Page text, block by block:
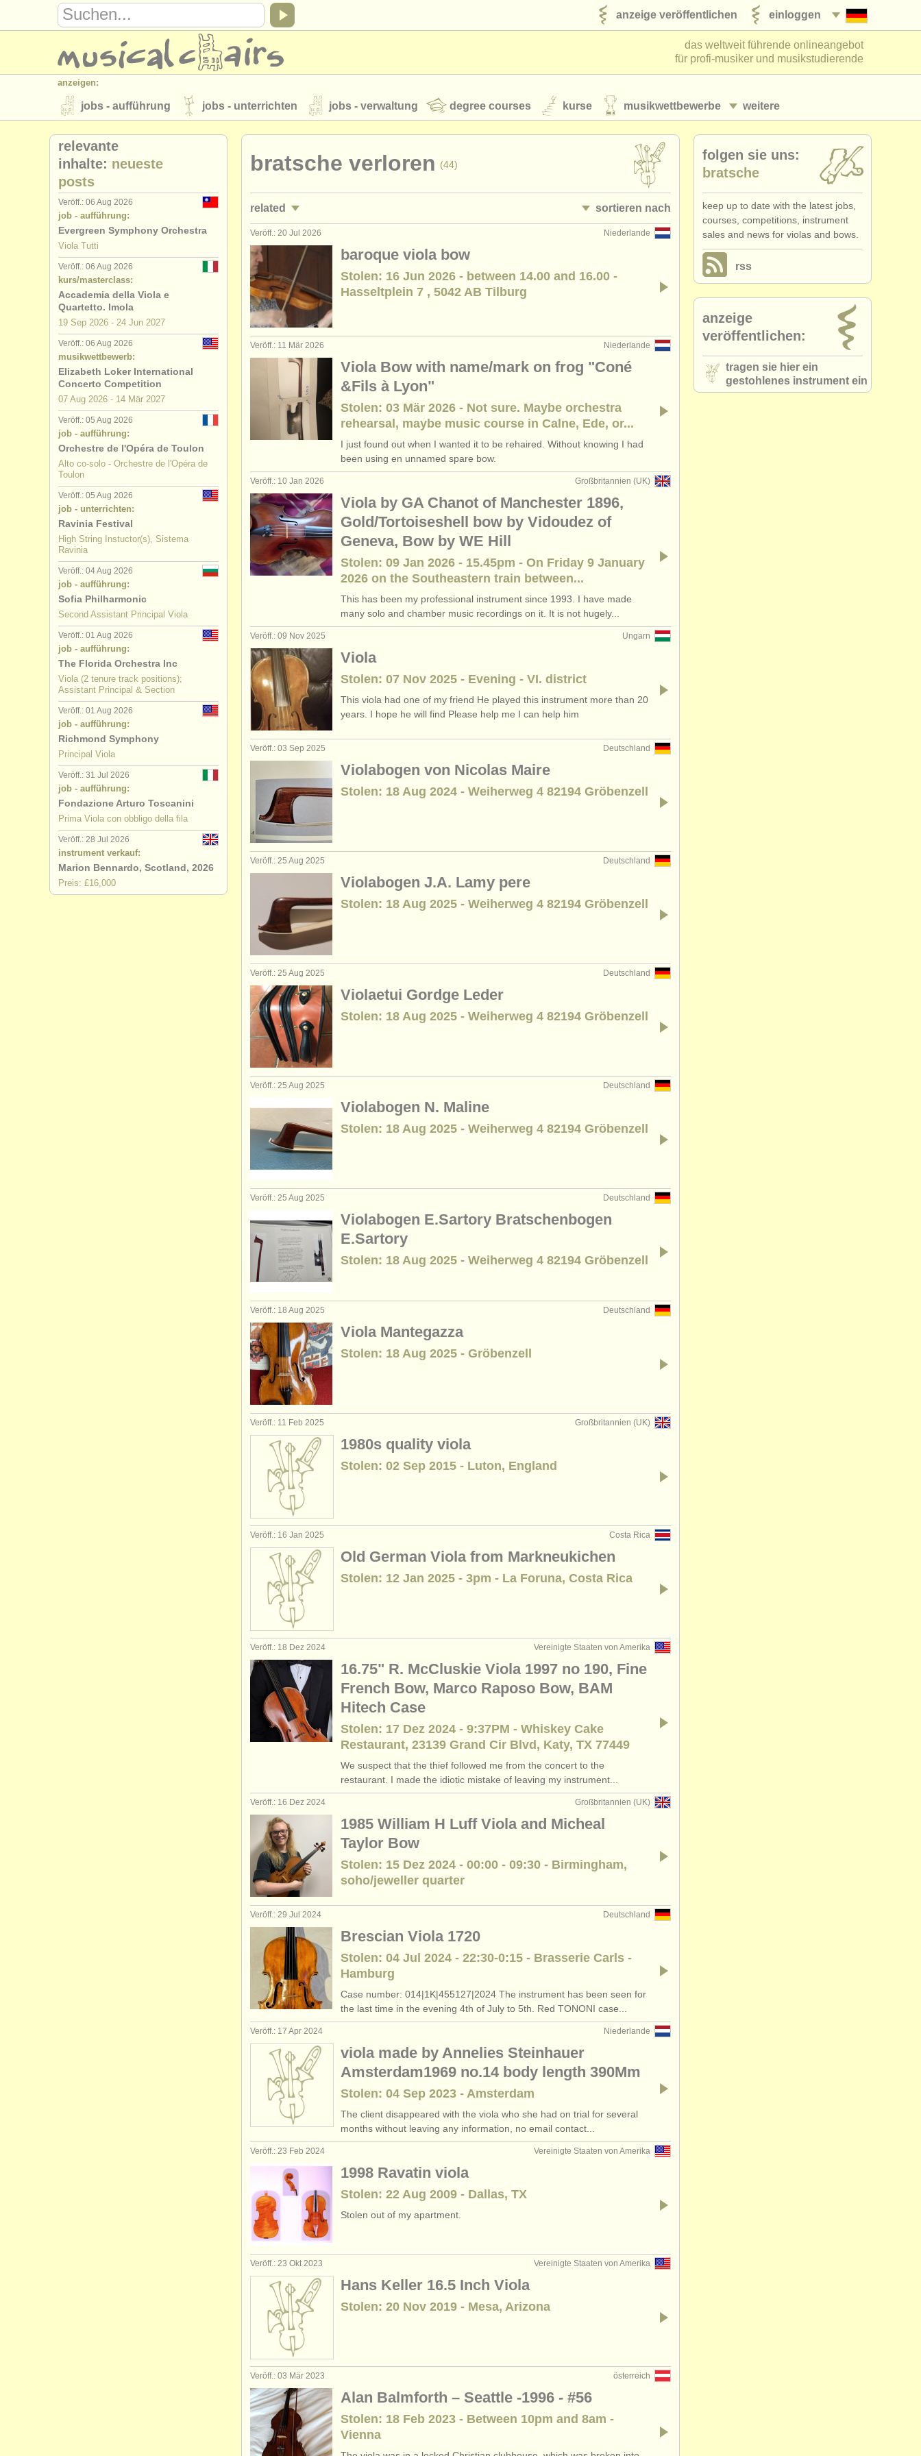
einloggen
anzeige veröffentlichen
das weltweit führende onlineangebot
für profi-musiker und musikstudierende
anzeigen:
weitere
jobs - aufführung jobs - unterrichten jobs - verwaltung degree courses kurse musikwettbewerbe
instrumentenverkauf gestohlene instrumente
verzeichnisse:
orchester
musicalchairs:
über musicalchairs kontakt rss feeds
verlage:
anzeige veröffentlichen find out about our ATS ATSfaq einloggen
bratsche verloren (44)
related sortieren nach
jobs - aufführung: bratsche
jobs - unterrichten: bratsche
kurse/masterclass bratsche (18)
kurse: baroque viola
degree courses: bratsche
degree courses: baroque viola (1)
wettbewerb bratsche (6)
kleinanzeigen bratsche (28)
• herausgegeben
Niederlande
Veröff.: 20 Jul 2026
baroque viola bow
Stolen: 16 Jun 2026 - between 14.00 and 16.00 -
Hasseltplein 7 , 5042 AB Tilburg
Niederlande
Veröff.: 11 Mär 2026
Viola Bow with name/mark on frog "Coné
&Fils à Lyon"
Stolen: 03 Mär 2026 - Not sure. Maybe orchestra
rehearsal, maybe music course in Calne, Ede, or...
I just found out when I wanted it to be rehaired. Without knowing I had
been using en unnamed spare bow.
Großbritannien (UK)
Veröff.: 10 Jan 2026
Viola by GA Chanot of Manchester 1896,
Gold/Tortoiseshell bow by Vidoudez of
Geneva, Bow by WE Hill
Stolen: 09 Jan 2026 - 15.45pm - On Friday 9 January
2026 on the Southeastern train between...
This has been my professional instrument since 1993. I have made
many solo and chamber music recordings on it. It is not hugely...
Ungarn
Veröff.: 09 Nov 2025
Viola
Stolen: 07 Nov 2025 - Evening - VI. district
This viola had one of my friend He played this instrument more than 20
years. I hope he will find Please help me I can help him
Deutschland
Veröff.: 03 Sep 2025
Violabogen von Nicolas Maire
Stolen: 18 Aug 2024 - Weiherweg 4 82194 Gröbenzell
Deutschland
Veröff.: 25 Aug 2025
Violabogen J.A. Lamy pere
Stolen: 18 Aug 2025 - Weiherweg 4 82194 Gröbenzell
Deutschland
Veröff.: 25 Aug 2025
Violaetui Gordge Leder
Stolen: 18 Aug 2025 - Weiherweg 4 82194 Gröbenzell
Deutschland
Veröff.: 25 Aug 2025
Violabogen N. Maline
Stolen: 18 Aug 2025 - Weiherweg 4 82194 Gröbenzell
Deutschland
Veröff.: 25 Aug 2025
Violabogen E.Sartory Bratschenbogen
E.Sartory
Stolen: 18 Aug 2025 - Weiherweg 4 82194 Gröbenzell
Deutschland
Veröff.: 18 Aug 2025
Viola Mantegazza
Stolen: 18 Aug 2025 - Gröbenzell
Großbritannien (UK)
Veröff.: 11 Feb 2025
1980s quality viola
Stolen: 02 Sep 2015 - Luton, England
Costa Rica
Veröff.: 16 Jan 2025
Old German Viola from Markneukichen
Stolen: 12 Jan 2025 - 3pm - La Foruna, Costa Rica
Vereinigte Staaten von Amerika
Veröff.: 18 Dez 2024
16.75" R. McCluskie Viola 1997 no 190, Fine
French Bow, Marco Raposo Bow, BAM
Hitech Case
Stolen: 17 Dez 2024 - 9:37PM - Whiskey Cake
Restaurant, 23139 Grand Cir Blvd, Katy, TX 77449
We suspect that the thief followed me from the concert to the
restaurant. I made the idiotic mistake of leaving my instrument...
Großbritannien (UK)
Veröff.: 16 Dez 2024
1985 William H Luff Viola and Micheal
Taylor Bow
Stolen: 15 Dez 2024 - 00:00 - 09:30 - Birmingham,
soho/jeweller quarter
Deutschland
Veröff.: 29 Jul 2024
Brescian Viola 1720
Stolen: 04 Jul 2024 - 22:30-0:15 - Brasserie Carls -
Hamburg
Case number: 014|1K|455127|2024 The instrument has been seen for
the last time in the evening 4th of July to 5th. Red TONONI case...
Niederlande
Veröff.: 17 Apr 2024
viola made by Annelies Steinhauer
Amsterdam1969 no.14 body length 390Mm
Stolen: 04 Sep 2023 - Amsterdam
The client disappeared with the viola who she had on trial for several
months without leaving any information, no email contact...
Vereinigte Staaten von Amerika
Veröff.: 23 Feb 2024
1998 Ravatin viola
Stolen: 22 Aug 2009 - Dallas, TX
Stolen out of my apartment.
Vereinigte Staaten von Amerika
Veröff.: 23 Okt 2023
Hans Keller 16.5 Inch Viola
Stolen: 20 Nov 2019 - Mesa, Arizona
österreich
Veröff.: 03 Mär 2023
Alan Balmforth – Seattle -1996 - #56
Stolen: 18 Feb 2023 - Between 10pm and 8am -
Vienna
relevante
inhalte: neueste
posts
Veröff.: 06 Aug 2026
job - aufführung:
Evergreen Symphony Orchestra
Viola Tutti
Veröff.: 06 Aug 2026
kurs/masterclass:
Accademia della Viola e
Quartetto. Imola
19 Sep 2026 - 24 Jun 2027
Veröff.: 06 Aug 2026
musikwettbewerb:
Elizabeth Loker International
Concerto Competition
07 Aug 2026 - 14 Mär 2027
Veröff.: 05 Aug 2026
job - aufführung:
Orchestre de l'Opéra de Toulon
Alto co-solo - Orchestre de l'Opéra de
Toulon
Veröff.: 05 Aug 2026
job - unterrichten:
Ravinia Festival
High String Instuctor(s), Sistema
Ravinia
Veröff.: 04 Aug 2026
job - aufführung:
Sofia Philharmonic
Second Assistant Principal Viola
Veröff.: 01 Aug 2026
job - aufführung:
The Florida Orchestra Inc
Viola (2 tenure track positions);
Assistant Principal & Section
Veröff.: 01 Aug 2026
job - aufführung:
Richmond Symphony
Principal Viola
Veröff.: 31 Jul 2026
job - aufführung:
Fondazione Arturo Toscanini
Prima Viola con obbligo della fila
Veröff.: 28 Jul 2026
instrument verkauf:
Marion Bennardo, Scotland, 2026
Preis: £16,000
folgen sie uns:
bratsche
keep up to date with the latest jobs,
courses, competitions, instrument
sales and news for violas and bows.
rss
anzeige
veröffentlichen:
tragen sie hier ein
gestohlenes instrument ein